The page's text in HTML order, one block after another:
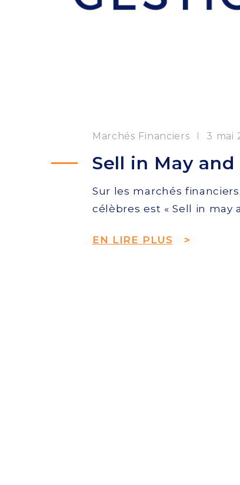
Marchés Financiers 3 mai
Sell in May
Sur les marchés
célèbres est « Sell in may
EN LIRE PLUS >